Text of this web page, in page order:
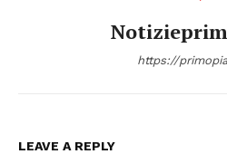
https://
LEAVE A REPLY